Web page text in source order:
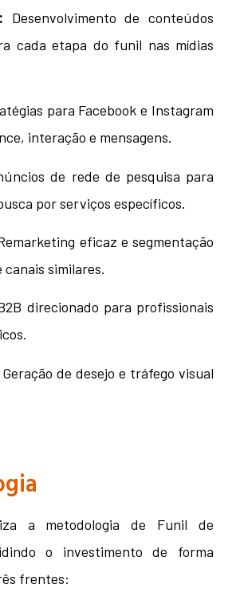
Desenvolvimento de conteúdos
cada etapa do funil nas mídias
para Facebook e Instagram
interação e mensagens.
de rede de pesquisa para
por serviços específicos.
eficaz e segmentação
similares.
direcionado para profissionais
Geração de desejo e tráfego visual
a metodologia de Funil de
o investimento de forma
frentes: